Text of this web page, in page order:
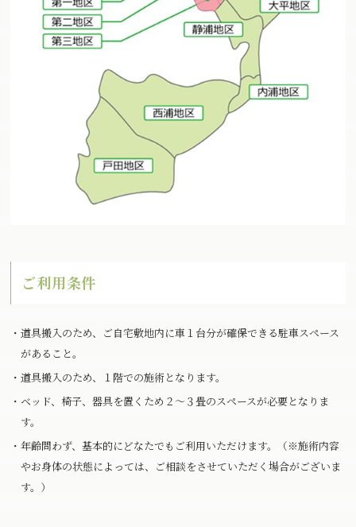
ご利用条件
・道具搬入のため、ご自宅敷地内に車１台分が確保できる駐車スペース
があること。
・道具搬入のため、１階での施術となります。
・ベッド、椅子、器具を置くため２～３畳のスペースが必要となりま
す。
・年齢問わず、基本的にどなたでもご利用いただけます。（※施術内容
やお身体の状態によっては、ご相談をさせていただく場合がございま
す。）